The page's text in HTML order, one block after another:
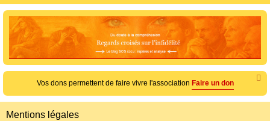
c
e
r
e
Vos dons permettent de faire vivre l'association Faire un don
Mentions légales